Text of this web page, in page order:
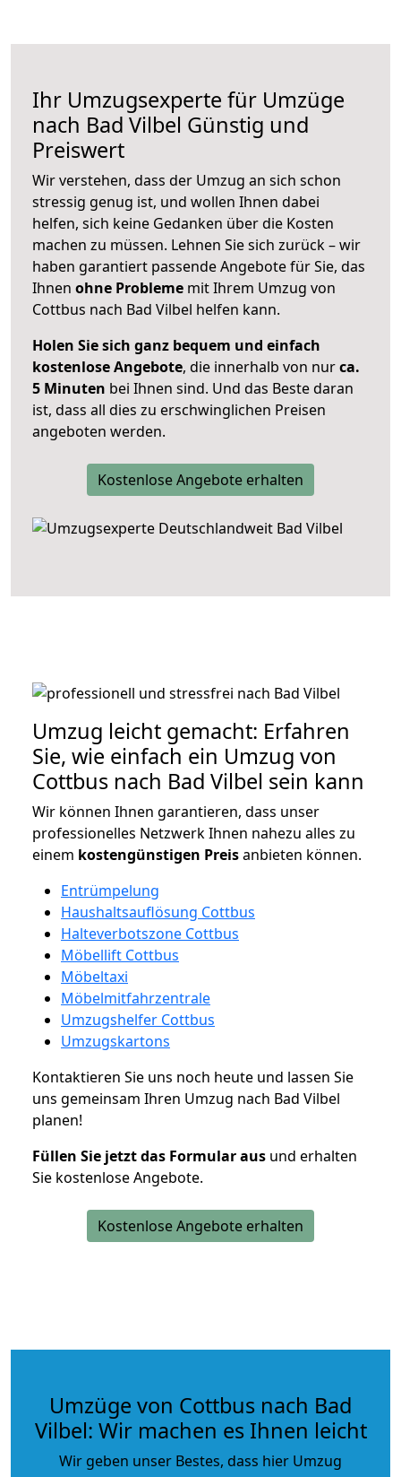
Ihr Umzugsexperte für Umzüge
nach Bad Vilbel Günstig und
Preiswert
Wir verstehen, dass der Umzug an sich schon
stressig genug ist, und wollen Ihnen dabei
helfen, sich keine Gedanken über die Kosten
machen zu müssen. Lehnen Sie sich zurück – wir
haben garantiert passende Angebote für Sie, das
Ihnen ohne Probleme mit Ihrem Umzug von
Cottbus nach Bad Vilbel helfen kann.
Holen Sie sich ganz bequem und einfach
kostenlose Angebote, die innerhalb von nurca.
5 Minuten bei Ihnen sind. Und das Beste daran
ist, dass all dies zu erschwinglichen Preisen
angeboten werden.
Kostenlose Angebote erhalten
Umzug leicht gemacht: Erfahren
Sie, wie einfach ein Umzug von
Cottbus nach Bad Vilbel sein kann
Wir können Ihnen garantieren, dass unser
professionelles Netzwerk Ihnen nahezu alles zu
einem kostengünstigen Preisanbieten können.
Entrümpelung
Haushaltsauflösung Cottbus
Halteverbotszone Cottbus
Möbellift Cottbus
Möbeltaxi
Möbelmitfahrzentrale
Umzugshelfer Cottbus
Umzugskartons
Kontaktieren Sie uns noch heute und lassen Sie
uns gemeinsam Ihren Umzug nach Bad Vilbel
planen!
Füllen Sie jetzt das Formular aus und erhalten
Sie kostenlose Angebote.
Kostenlose Angebote erhalten
Umzüge von Cottbus nach Bad
Vilbel: Wir machen es Ihnen leicht
Wir geben unser Bestes, dass hier Umzug